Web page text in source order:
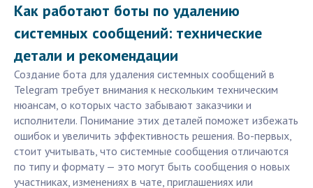
Как работают боты по удалению
системных сообщений: технические
детали и рекомендации
Создание бота для удаления системных сообщений в
Telegram требует внимания к нескольким техническим
нюансам, о которых часто забывают заказчики и
исполнители. Понимание этих деталей поможет избежать
ошибок и увеличить эффективность решения. Во-первых,
стоит учитывать, что системные сообщения отличаются
по типу и формату — это могут быть сообщения о новых
участниках, изменениях в чате, приглашениях или